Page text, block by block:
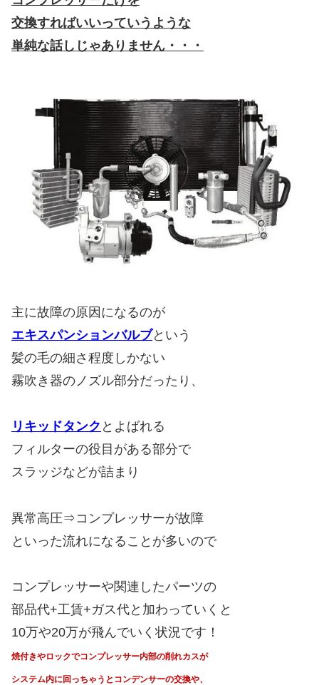
交換すればいいっていうような
単純な話しじゃありません・・・
主に故障の原因になるのが
エキスパンションバルブという
髪の毛の細さ程度しかない
霧吹き器のノズル部分だったり、
リキッドタンク とよばれる
フィルターの役目がある部分で
スラッジなどが詰まり
異常高圧⇒コンプレッサーが故障
といった流れになることが多いので
コンプレッサーや関連したパーツの
部品代+工賃+ガス代と加わっていくと
10万や20万が飛んでいく状況です！
焼付きやロックでコンプレッサー内部の削れカスが
システム内に回っちゃうと コンデンサーの交換や、